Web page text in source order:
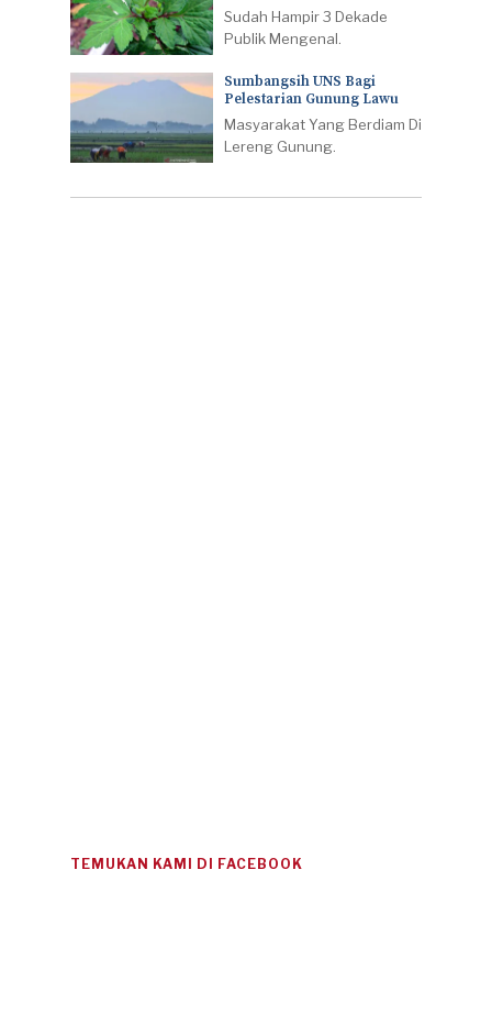
Sudah Hampir 3 Dekade
Publik Mengenal.
Sumbangsih UNS Bagi
Pelestarian Gunung Lawu
Masyarakat Yang Berdiam Di
Lereng Gunung.
TEMUKAN KAMI DI FACEBOOK